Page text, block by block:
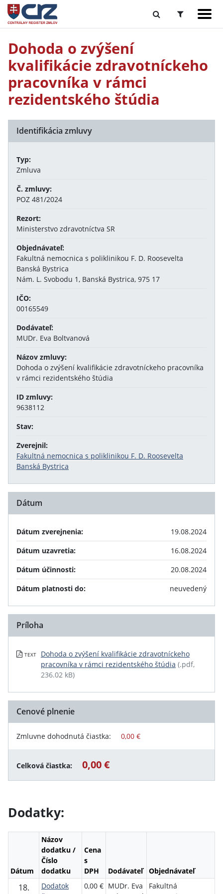
Dohoda o zvýšení
kvalifikácie zdravotníckeho
pracovníka v rámci
rezidentského štúdia
Identifikácia zmluvy
Typ:
Zmluva
Č. zmluvy:
POZ 481/2024
Rezort:
Ministerstvo zdravotníctva SR
Objednávateľ:
Fakultná nemocnica s poliklinikou F. D. Roosevelta
Banská Bystrica
Nám. L. Svobodu 1, Banská Bystrica, 975 17
IČO:
00165549
Dodávateľ:
MUDr. Eva Boltvanová
Názov zmluvy:
Dohoda o zvýšení kvalifikácie zdravotníckeho pracovníka
v rámci rezidentského štúdia
ID zmluvy:
9638112
Stav:
Zverejnil:
Fakultná nemocnica s poliklinikou F. D. Roosevelta
Banská Bystrica
Dátum
Dátum zverejnenia:
19.08.2024
Dátum uzavretia:
16.08.2024
Dátum účinnosti:
20.08.2024
Dátum platnosti do:
neuvedený
Príloha
TEXT
Dohoda o zvýšení kvalifikácie zdravotníckeho
pracovníka v rámci rezidentského štúdia (.pdf,
236.02 kB)
Cenové plnenie
Zmluvne dohodnutá čiastka: 0,00 €
Celková čiastka: 0,00 €
Dodatky:
Dátum
Názov
dodatku /
Číslo
dodatku
Cena
s
DPH
Dodávateľ Objednávateľ
18.
Dodatok
0,00 € MUDr. Eva
Fakultná